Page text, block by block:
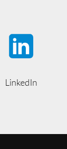
LinkedIn